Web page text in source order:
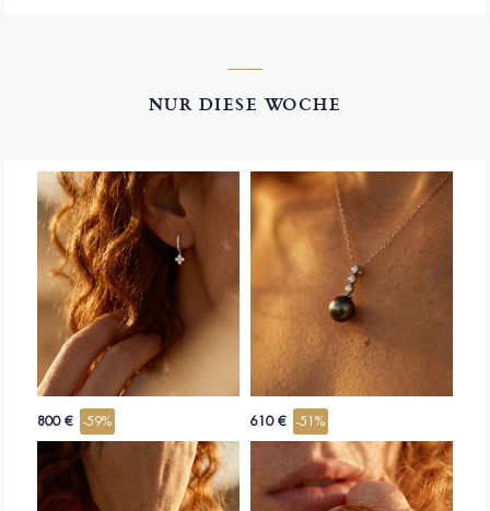
NUR DIESE WOCHE
800 € -59% 610 € -51%